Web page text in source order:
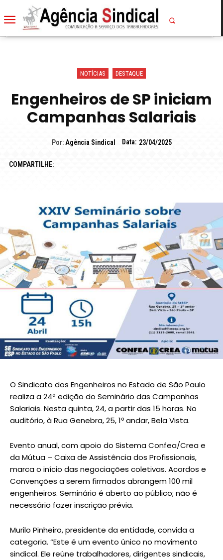
NOTÍCIAS DESTAQUE
Engenheiros de SP iniciam
Campanhas Salariais
Por: Agência Sindical Data: 23/04/2025
COMPARTILHE:
O Sindicato dos Engenheiros no Estado de São Paulo
realiza a 24ª edição do Seminário das Campanhas
Salariais. Nesta quinta, 24, a partir das 15 horas. No
auditório, à Rua Genebra, 25, 1º andar, Bela Vista.
Evento anual, com apoio do Sistema Confea/Crea e
da Mútua – Caixa de Assistência dos Profissionais,
marca o início das negociações coletivas. Acordos e
Convenções a serem firmados abrangem 100 mil
engenheiros. Seminário é aberto ao público; não é
necessário fazer inscrição prévia.
Murilo Pinheiro, presidente da entidade, convida a
categoria. “Este é um evento único no movimento
sindical. Ele reúne trabalhadores, dirigentes sindicais,